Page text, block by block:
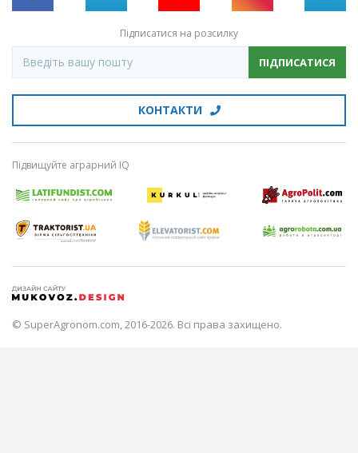
Підписатися на розсилку
ПІДПИСАТИСЯ
КОНТАКТИ
Підвищуйте аграрний IQ
© SuperAgronom.com, 2016-2026. Всі права захищено.